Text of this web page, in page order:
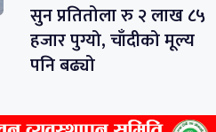
सुन प्रतितोला रु २ लाख ८५
हजार पुग्यो, चाँदीको मूल्य
पनि बढ्यो